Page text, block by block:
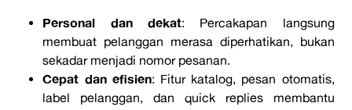
Personal dan dekat: Percakapan langsung
membuat pelanggan merasa diperhatikan, bukan
sekadar menjadi nomor pesanan.
Cepat dan efisien: Fitur katalog, pesan otomatis,
label pelanggan, dan quick replies membantu